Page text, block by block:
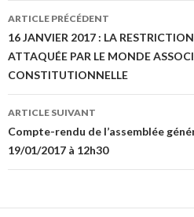
Navigation de
ARTICLE PRÉCÉDENT
16 JANVIER 2017 : LA
ATTAQUÉE PAR LE MONDE
CONSTITUTIONNELLE
ARTICLE SUIVANT
Compte-rendu de l’assemblée
19/01/2017 à 12h30